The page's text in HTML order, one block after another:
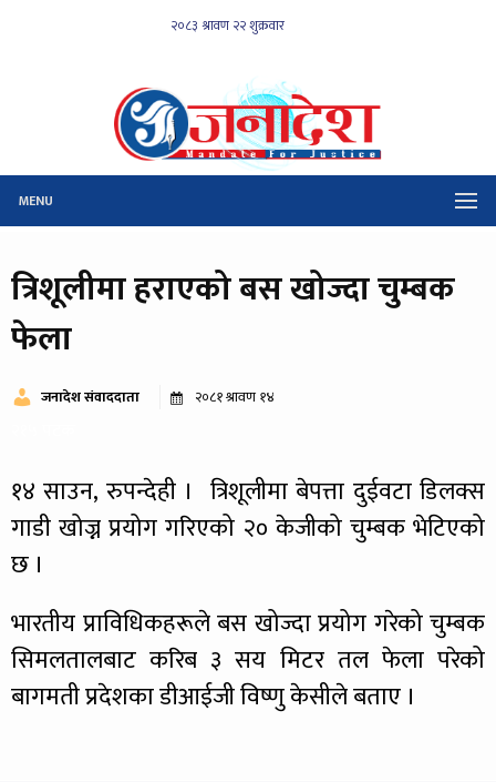
MENU
त्रिशूलीमा हराएको बस खोज्दा चुम्बक
फेला
जनादेश संवाददाता २०८१ श्रावण १४
१४ साउन, रुपन्देही । त्रिशूलीमा बेपत्ता दुईवटा डिलक्स
गाडी खोज्न प्रयोग गरिएको २० केजीको चुम्बक भेटिएको
छ ।
भारतीय प्राविधिकहरूले बस खोज्दा प्रयोग गरेको चुम्बक
सिमलतालबाट करिब ३ सय मिटर तल फेला परेको
बागमती प्रदेशका डीआईजी विष्णु केसीले बताए ।